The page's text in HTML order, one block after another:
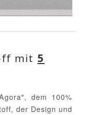
mit 5
dem 100%
der Design und